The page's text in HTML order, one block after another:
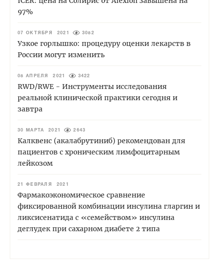
97%
07 ОКТЯБРЯ 2021 3082
Узкое горлышко: процедуру оценки лекарств в
России могут изменить
08 АПРЕЛЯ 2021 3422
RWD/RWE - Инструменты исследования
реальной клинической практики сегодня и
завтра
30 МАРТА 2021 2643
Калквенс (акалабрутиниб) рекомендован для
пациентов с хроническим лимфоцитарным
лейкозом
21 ФЕВРАЛЯ 2021
Фармакоэкономическое сравнение
фиксированной комбинации инсулина гларгин и
ликсисенатида с «семейством» инсулина
деглудек при сахарном диабете 2 типа